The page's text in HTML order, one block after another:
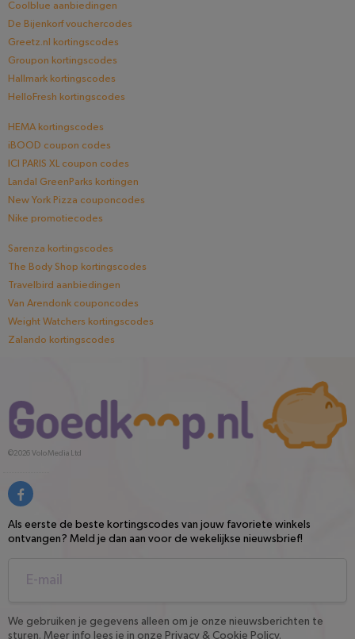
Coolblue aanbiedingen
De Bijenkorf vouchercodes
Greetz.nl kortingscodes
Groupon kortingscodes
Hallmark kortingscodes
HelloFresh kortingscodes
HEMA kortingscodes
iBOOD coupon codes
ICI PARIS XL coupon codes
Landal GreenParks kortingen
New York Pizza couponcodes
Nike promotiecodes
Sarenza kortingscodes
The Body Shop kortingscodes
Travelbird aanbiedingen
Van Arendonk couponcodes
Weight Watchers kortingscodes
Zalando kortingscodes
©2026Volo Media Ltd
Als eerste de beste kortingscodes van jouw favoriete winkels
ontvangen? Meld je dan aan voor de wekelijkse nieuwsbrief!
We gebruiken je gegevens alleen om je onze nieuwsberichten te
sturen. Meer info lees je in onze Privacy & Cookie Policy.